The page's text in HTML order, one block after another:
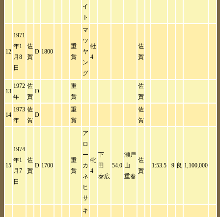
イ
ト
12
1971
年1
月8
日
佐
賀
D 1800
重
賞
マ
ツ
ヤ
ン
グ
牡
4
佐
賀
13
1972
年
佐
賀
D
重
賞
佐
賀
14
1973
年
佐
賀
D
重
賞
佐
賀
15
1974
年1
月7
日
佐
賀
D 1700
重
賞
ア
ロ
ー
カ
ネ
ヒ
サ
牝
4
下
田
泰広
54.0
瀬戸
山
重春
佐
賀
1:53.5 9 良 1,100,000
キ